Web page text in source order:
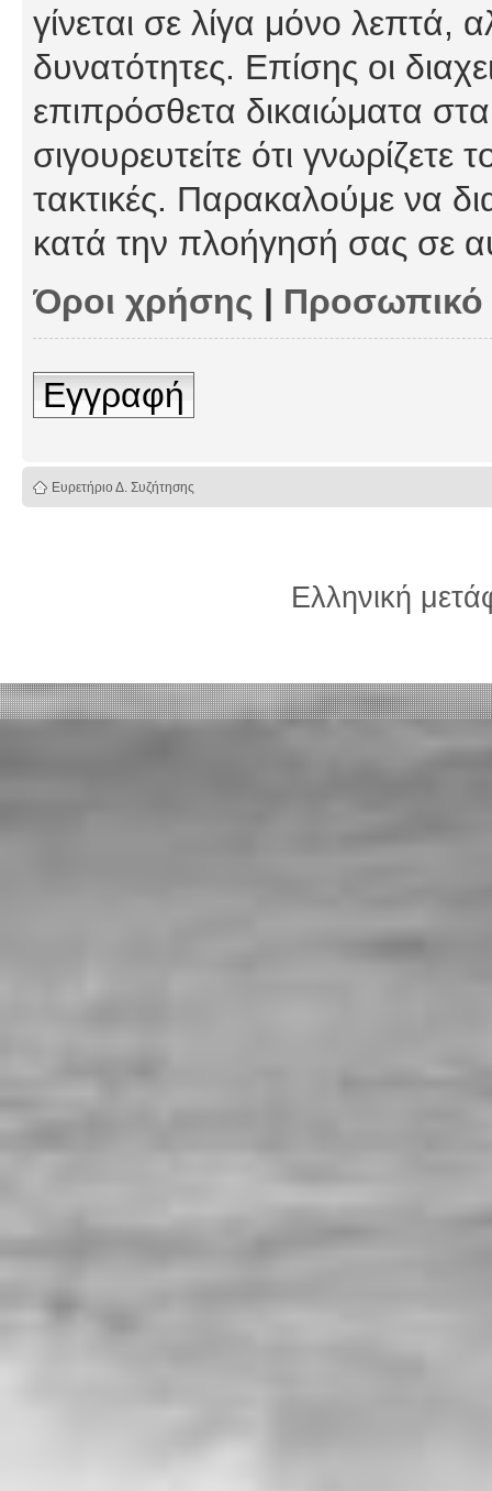
γίνεται σε λίγα μόνο λεπτά,
δυνατότητες. Επίσης οι
επιπρόσθετα δικαιώματα
σιγουρευτείτε ότι γνωρίζετε
τακτικές. Παρακαλούμε να
κατά την πλοήγησή σας σε
Όροι χρήσης |
Εγγραφή
Ευρετήριο Δ. Συζήτησης
Ελληνική